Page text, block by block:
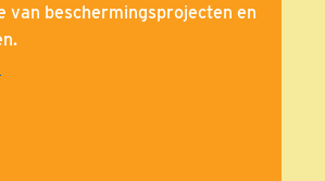
van beschermingsprojecten en